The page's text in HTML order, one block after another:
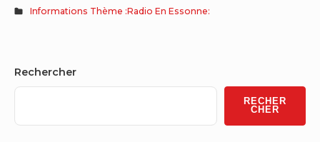
Informations Thème :Radio En Essonne:
Sidebar
Widget
Area
Rechercher
RECHER
CHER